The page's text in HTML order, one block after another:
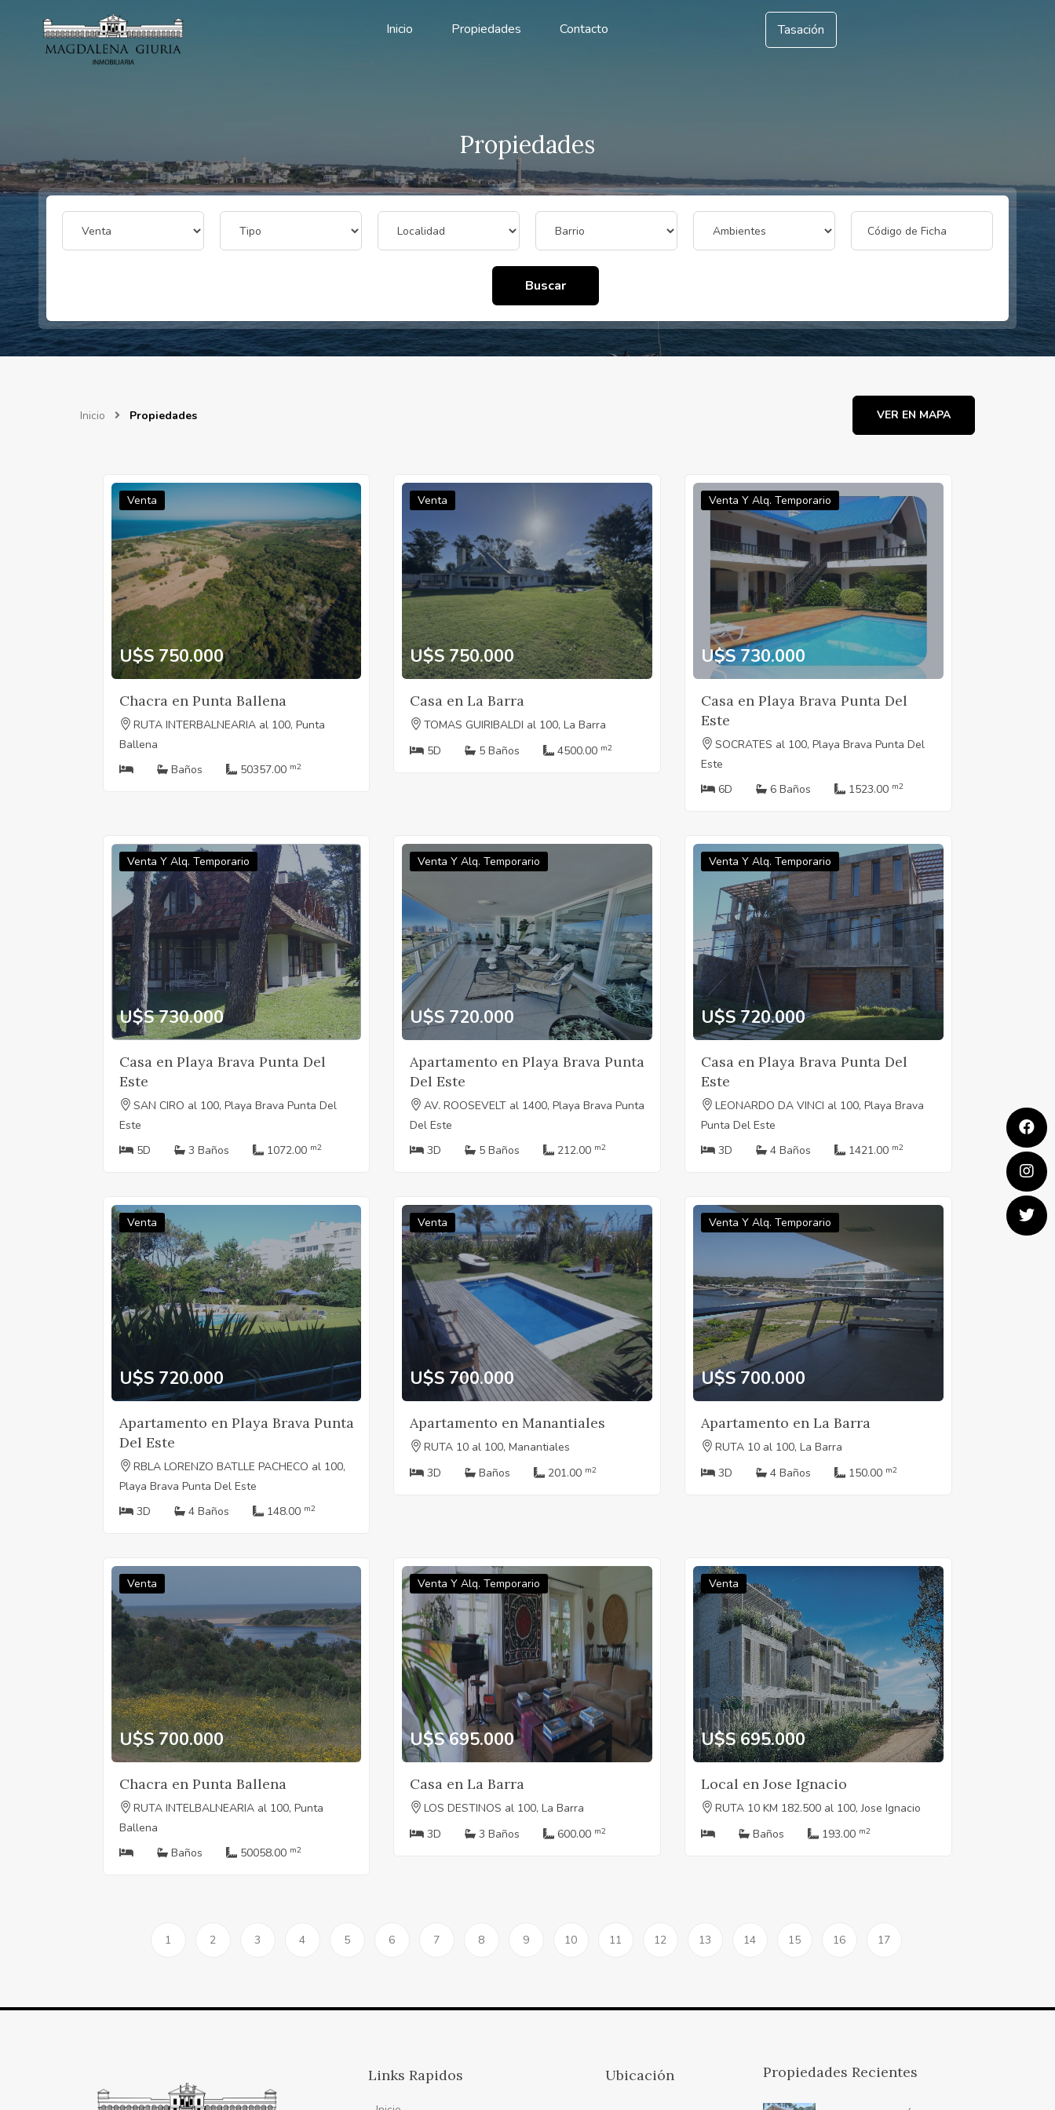
Inicio Propiedades Contacto Tasación
Propiedades
Buscar
Inicio Propiedades VER EN MAPA
Venta
U$S 750.000
Chacra en Punta Ballena
RUTA INTERBALNEARIA al 100, Punta
Ballena
Baños
50357.00 m2
Venta
U$S 750.000
Casa en La Barra
TOMAS GUIRIBALDI al 100, La Barra
5D
5 Baños 4500.00 m2
Venta Y Alq. Temporario
U$S 730.000
Casa en Playa Brava Punta Del
Este
SOCRATES al 100, Playa Brava Punta Del
Este
6D
6 Baños 1523.00 m2
Venta Y Alq. Temporario
U$S 730.000
Casa en Playa Brava Punta Del
Este
SAN CIRO al 100, Playa Brava Punta Del
Este
5D
3 Baños 1072.00 m2
Venta Y Alq. Temporario
U$S 720.000
Apartamento en Playa Brava Punta
Del Este
AV. ROOSEVELT al 1400, Playa Brava Punta
Del Este
3D
5 Baños 212.00 m2
Venta Y Alq. Temporario
U$S 720.000
Casa en Playa Brava Punta Del
Este
LEONARDO DA VINCI al 100, Playa Brava
Punta Del Este
3D
4 Baños 1421.00 m2
Venta
U$S 720.000
Apartamento en Playa Brava Punta
Del Este
RBLA LORENZO BATLLE PACHECO al 100,
Playa Brava Punta Del Este
3D
4 Baños 148.00 m2
Venta
U$S 700.000
Apartamento en Manantiales
RUTA 10 al 100, Manantiales
3D
Baños 201.00 m2
Venta Y Alq. Temporario
U$S 700.000
Apartamento en La Barra
RUTA 10 al 100, La Barra
3D
4 Baños 150.00 m2
Venta
U$S 700.000
Chacra en Punta Ballena
RUTA INTELBALNEARIA al 100, Punta
Ballena
Baños
50058.00 m2
Venta Y Alq. Temporario
U$S 695.000
Casa en La Barra
LOS DESTINOS al 100, La Barra
3D
3 Baños 600.00 m2
Venta
U$S 695.000
Local en Jose Ignacio
RUTA 10 KM 182.500 al 100, Jose Ignacio
Baños
193.00 m2
1 2 3 4 5 6 7 8 9 10 11 12 13 14 15 16 17
Links Rapidos Ubicación Propiedades Recientes